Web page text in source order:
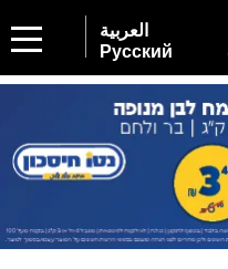
العربية
Русский